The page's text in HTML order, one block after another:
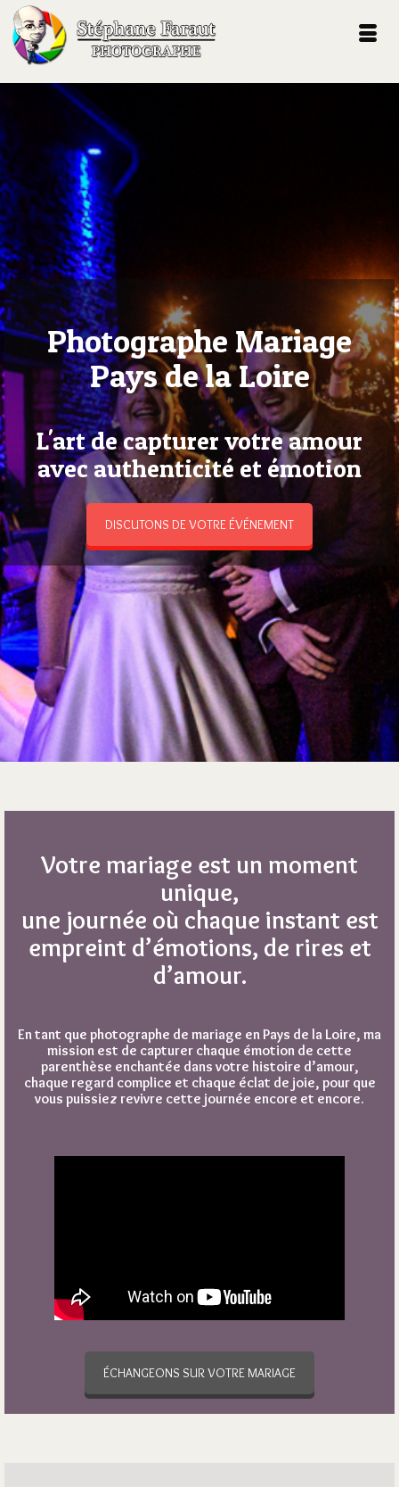
Photographe Mariage
Pays de la Loire
L'art de capturer votre amour
avec authenticité et émotion
DISCUTONS DE VOTRE ÉVÉNEMENT
Votre mariage est un moment
unique,
une journée où chaque instant est
empreint d’émotions, de rires et
d’amour.
En tant que photographe de mariage en Pays de la Loire, ma
mission est de capturer chaque émotion de cette
parenthèse enchantée dans votre histoire d’amour,
chaque regard complice et chaque éclat de joie, pour que
vous puissiez revivre cette journée encore et encore.
ÉCHANGEONS SUR VOTRE MARIAGE